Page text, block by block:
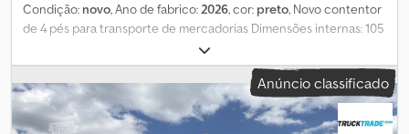
Condição: novo, Ano de fabrico:2026, cor: preto, Novo contentor
de 4 pés para transporte de mercadorias Dimensões internas: 105
x 211 x 206 cm (C x L x A) = 4,60 m³ RAL 7016 (cinzento antracite) =
Mais informações = Informações gerais Csdpfozqtq Iex Ai Aeha
Ano de fabrico: março de 2026 Ano do modelo: 2026 Dimensões
Dimensões (C x L x A): 120 x 220 x 226 cm Pesos Peso em vazio: 670
kg Carga útil: 2.330 kg Peso bruto: 3.000 kg Estado Estado geral:
Anúncio classificado